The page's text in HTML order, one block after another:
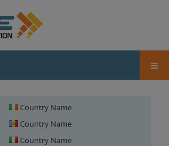
≡
Country Name
Country Name
Country Name